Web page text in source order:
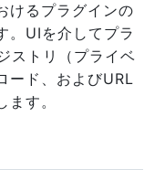
けるプラグインの
。UIを介してプラ
ストリ（プライベ
ード、およびURL
す。